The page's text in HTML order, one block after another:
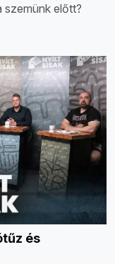
szemünk előtt?
és